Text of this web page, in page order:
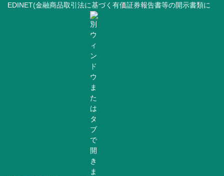
EDINET(金融商品取引法に基づく有価証券報告書等の開示書類に